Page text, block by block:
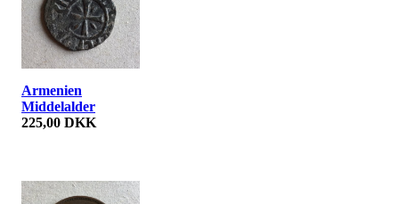
Armenien
Middelalder
225,00 DKK